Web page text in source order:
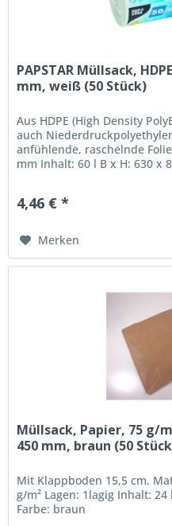
PAPSTAR Müllsack,
mm, weiß (50 Stück)
Aus HDPE (High Density
auch
anfühlende, raschelnde
mm Inhalt: 60 l B x H: 630 x
4,46 € *
Merken
Müllsack, Papier, 75 g/
450 mm, braun (50
Mit Klappboden 15,5 cm.
g/m² Lagen: 1lagig Inhalt:
Farbe: braun